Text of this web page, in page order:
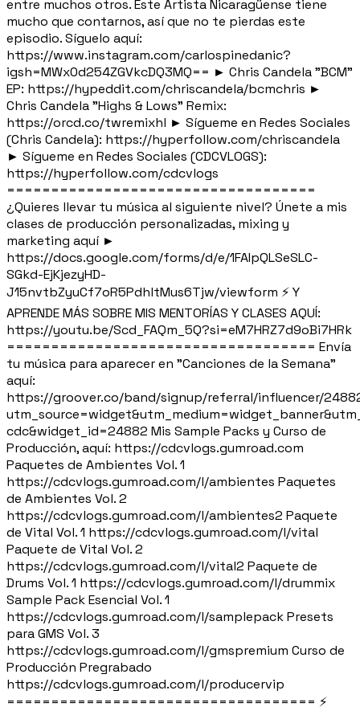
entre muchos otros. Este Artista Nicaragüense tiene
mucho que contarnos, así que no te pierdas este
episodio. Síguelo aquí:
https://www.instagram.com/carlospinedanic?
igsh=MWx0d254ZGVkcDQ3MQ== ► Chris Candela "BCM"
EP: https://hypeddit.com/chriscandela/bcmchris ►
Chris Candela "Highs & Lows" Remix:
https://orcd.co/twremixhl ► Sígueme en Redes Sociales
(Chris Candela): https://hyperfollow.com/chriscandela
► Sígueme en Redes Sociales (CDCVLOGS):
https://hyperfollow.com/cdcvlogs
===================================
¿Quieres llevar tu música al siguiente nivel? Únete a mis
clases de producción personalizadas, mixing y
marketing aquí ►
https://docs.google.com/forms/d/e/1FAIpQLSeSLC-
SGkd-EjKjezyHD-
J15nvtbZyuCf7oR5PdhltMus6Tjw/viewform ⚡ Y
APRENDE MÁS SOBRE MIS MENTORÍAS Y CLASES AQUÍ:
https://youtu.be/Scd_FAQm_5Q?si=eM7HRZ7d9oBi7HRk
=================================== Envía
tu música para aparecer en "Canciones de la Semana"
aquí:
https://groover.co/band/signup/referral/influencer/
cdc&widget_id=24882 Mis Sample Packs y Curso de
Producción, aquí: https://cdcvlogs.gumroad.com
Paquetes de Ambientes Vol. 1
https://cdcvlogs.gumroad.com/l/ambientes Paquetes
de Ambientes Vol. 2
https://cdcvlogs.gumroad.com/l/ambientes2 Paquete
de Vital Vol. 1 https://cdcvlogs.gumroad.com/l/vital
Paquete de Vital Vol. 2
https://cdcvlogs.gumroad.com/l/vital2 Paquete de
Drums Vol. 1 https://cdcvlogs.gumroad.com/l/drummix
Sample Pack Esencial Vol. 1
https://cdcvlogs.gumroad.com/l/samplepack Presets
para GMS Vol. 3
https://cdcvlogs.gumroad.com/l/gmspremium Curso de
Producción Pregrabado
https://cdcvlogs.gumroad.com/l/producervip
=================================== ⚡